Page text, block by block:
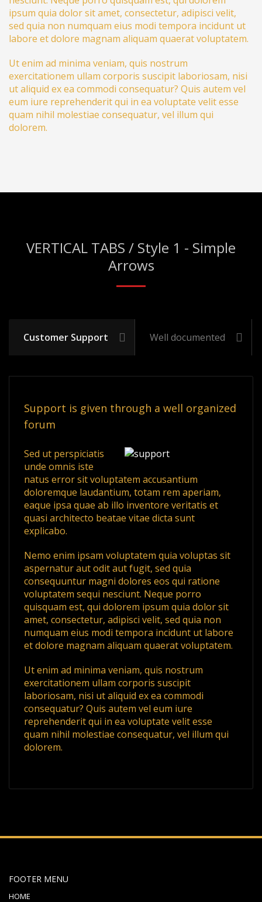
ipsum quia dolor sit amet, consectetur, adipisci velit,
sed quia non numquam eius modi tempora incidunt ut
labore et dolore magnam aliquam quaerat voluptatem.
Ut enim ad minima veniam, quis nostrum
exercitationem ullam corporis suscipit laboriosam, nisi
ut aliquid ex ea commodi consequatur? Quis autem vel
eum iure reprehenderit qui in ea voluptate velit esse
quam nihil molestiae consequatur, vel illum qui
dolorem.
VERTICAL TABS / Style 1 - Simple
Arrows
Customer Support Well documented
Support is given through a well organized
forum
Sed ut perspiciatis
unde omnis iste
natus error sit voluptatem accusantium
doloremque laudantium, totam rem aperiam,
eaque ipsa quae ab illo inventore veritatis et
quasi architecto beatae vitae dicta sunt
explicabo.
Nemo enim ipsam voluptatem quia voluptas sit
aspernatur aut odit aut fugit, sed quia
consequuntur magni dolores eos qui ratione
voluptatem sequi nesciunt. Neque porro
quisquam est, qui dolorem ipsum quia dolor sit
amet, consectetur, adipisci velit, sed quia non
numquam eius modi tempora incidunt ut labore
et dolore magnam aliquam quaerat voluptatem.
Ut enim ad minima veniam, quis nostrum
exercitationem ullam corporis suscipit
laboriosam, nisi ut aliquid ex ea commodi
consequatur? Quis autem vel eum iure
reprehenderit qui in ea voluptate velit esse
quam nihil molestiae consequatur, vel illum qui
dolorem.
FOOTER MENU
HOME